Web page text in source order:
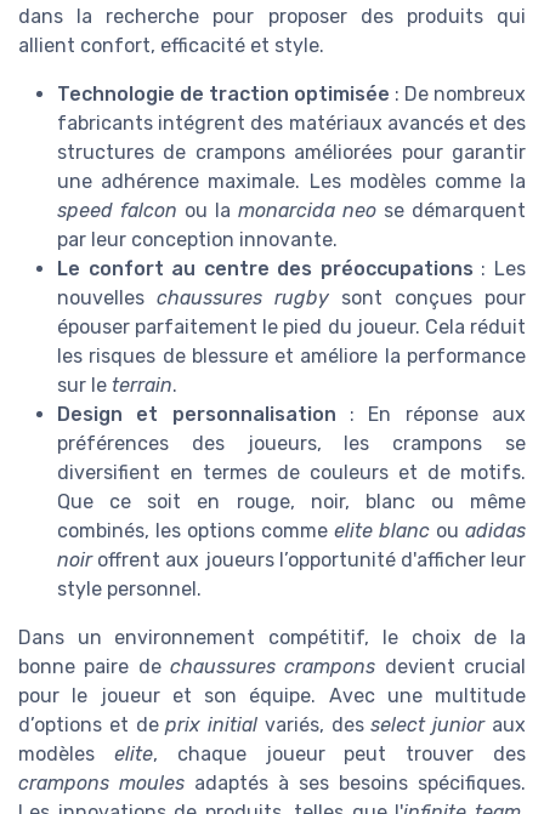
dans la recherche pour proposer des produits qui
allient confort, efficacité et style.
Technologie de traction optimisée : De nombreux
fabricants intégrent des matériaux avancés et des
structures de crampons améliorées pour garantir
une adhérence maximale. Les modèles comme la
speed falcon ou la monarcida neo se démarquent
par leur conception innovante.
Le confort au centre des préoccupations : Les
nouvelles chaussures rugby sont conçues pour
épouser parfaitement le pied du joueur. Cela réduit
les risques de blessure et améliore la performance
sur le terrain.
Design et personnalisation : En réponse aux
préférences des joueurs, les crampons se
diversifient en termes de couleurs et de motifs.
Que ce soit en rouge, noir, blanc ou même
combinés, les options comme elite blanc ou adidas
noiroffrent aux joueurs l’opportunité d'afficher leur
style personnel.
Dans un environnement compétitif, le choix de la
bonne paire de chaussures crampons devient crucial
pour le joueur et son équipe. Avec une multitude
d’options et deprix initial variés, desselect junioraux
modèles elite, chaque joueur peut trouver des
crampons moules adaptés à ses besoins spécifiques.